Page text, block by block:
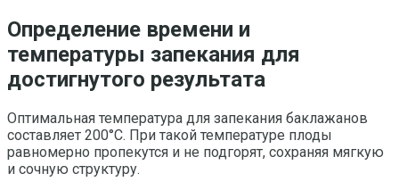
Определение времени и
температуры запекания для
достигнутого результата
Оптимальная температура для запекания баклажанов
составляет 200°C. При такой температуре плоды
равномерно пропекутся и не подгорят, сохраняя мягкую
и сочную структуру.